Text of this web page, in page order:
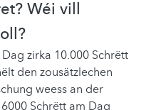
Wéi vill
zirka 10.000 Schrëtt
den zousätzlechen
weess an der
Schrëtt am Dag